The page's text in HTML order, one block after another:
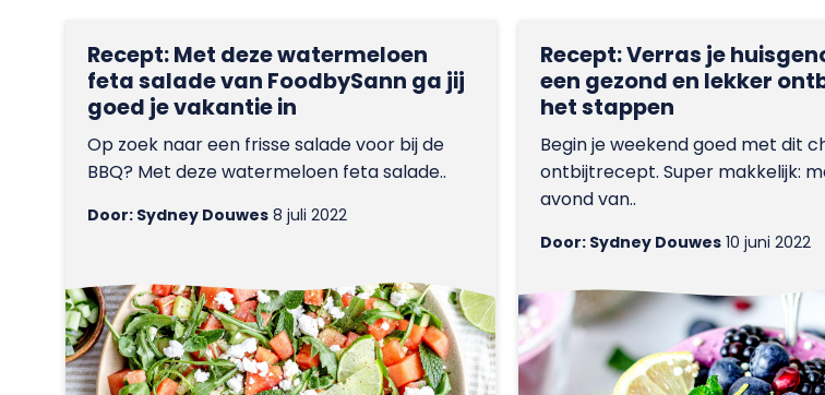
Recept: Met deze watermeloen
feta salade van FoodbySann ga jij
goed je vakantie in
Op zoek naar een frisse salade voor bij de
BBQ? Met deze watermeloen feta salade..
Door: Sydney Douwes 8 juli 2022
Recept: Verras je
een gezond en lekker
het stappen
Begin je weekend goed met dit
ontbijtrecept. Super makkelijk:
avond van..
Door: Sydney Douwes10 juni 2022